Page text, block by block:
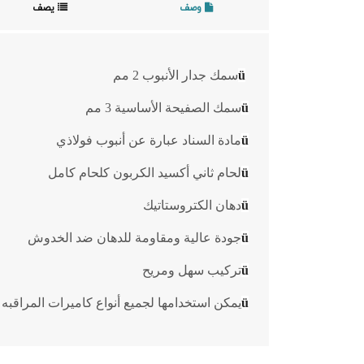
وصف يصف
üسمك جدار الأنبوب 2 مم
üسمك الصفيحة الأساسية 3 مم
üمادة السناد عبارة عن أنبوب فولاذي
üلحام ثاني أكسيد الكربون كلحام كامل
üدهان الكتروستاتيك
üجودة عالية ومقاومة للدهان ضد الخدوش
üتركيب سهل ومريح
üيمكن استخدامها لجميع أنواع كاميرات المراقبه